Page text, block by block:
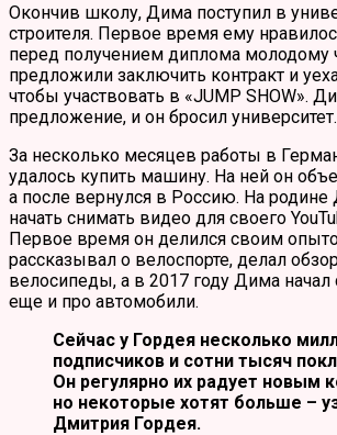
Окончив школу, Дима поступил в
строителя. Первое время ему
перед получением диплома молодому
предложили заключить контракт и
чтобы участвовать в «JUMP SHOW».
предложение, и он бросил университет.
За несколько месяцев работы в
удалось купить машину. На ней он
а после вернулся в Россию. На
начать снимать видео для своего
Первое время он делился своим
рассказывал о велоспорте, делал
велосипеды, а в 2017 году Дима начал
еще и про автомобили.
Сейчас у Гордея несколько
подписчиков и сотни тысяч
Он регулярно их радует новым
но некоторые хотят больше –
Дмитрия Гордея.